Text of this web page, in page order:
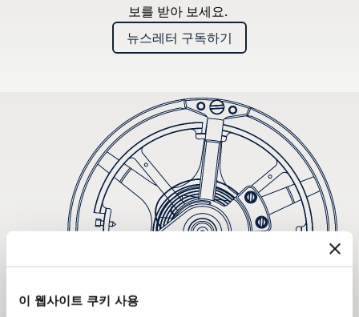
이 웹사이트 쿠키 사용
보를 받아 보세요.
뉴스레터 구독하기